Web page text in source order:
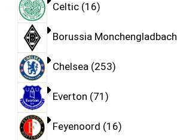
Celtic 16
Borussia Monchengladbach
Chelsea 253
Everton 71
Feyenoord 16